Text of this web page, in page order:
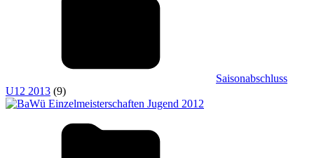
Saisonabschluss
U12 2013 (9)